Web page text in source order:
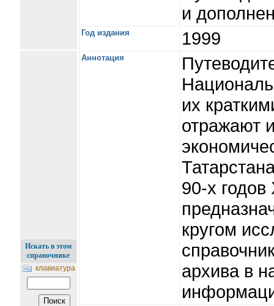
и
Год издания 1999
Аннотация
их
отражают
90-х годов
кругом
архива в
Искать в этом
справочнике
клавиатура